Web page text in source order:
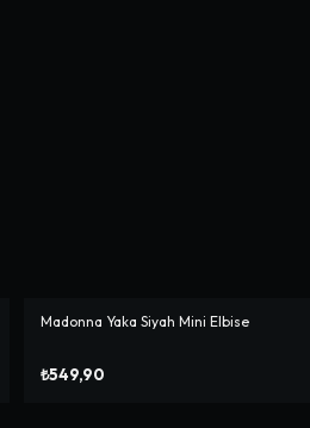
Madonna Yaka Siyah Mini Elbise
₺549,90